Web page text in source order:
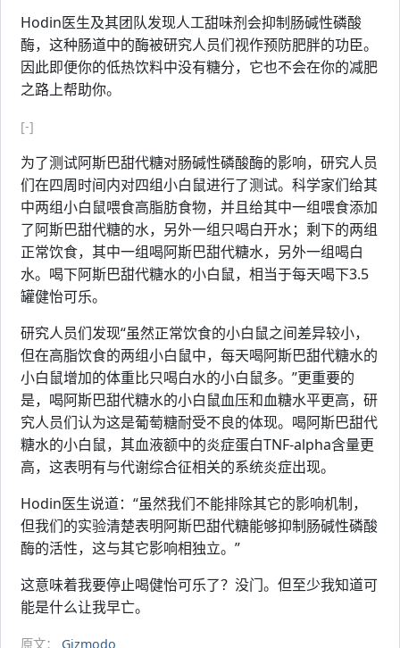
Hodin医生及其团队发现人工甜味剂会抑制肠碱性磷酸
酶，这种肠道中的酶被研究人员们视作预防肥胖的功臣。
因此即便你的低热饮料中没有糖分，它也不会在你的减肥
之路上帮助你。
[-]
为了测试阿斯巴甜代糖对肠碱性磷酸酶的影响，研究人员
们在四周时间内对四组小白鼠进行了测试。科学家们给其
中两组小白鼠喂食高脂肪食物，并且给其中一组喂食添加
了阿斯巴甜代糖的水，另外一组只喝白开水；剩下的两组
正常饮食，其中一组喝阿斯巴甜代糖水，另外一组喝白
水。喝下阿斯巴甜代糖水的小白鼠，相当于每天喝下3.5
罐健怡可乐。
研究人员们发现“虽然正常饮食的小白鼠之间差异较小，
但在高脂饮食的两组小白鼠中，每天喝阿斯巴甜代糖水的
小白鼠增加的体重比只喝白水的小白鼠多。”更重要的
是，喝阿斯巴甜代糖水的小白鼠血压和血糖水平更高，研
究人员们认为这是葡萄糖耐受不良的体现。喝阿斯巴甜代
糖水的小白鼠，其血液额中的炎症蛋白TNF-alpha含量更
高，这表明有与代谢综合征相关的系统炎症出现。
Hodin医生说道：“虽然我们不能排除其它的影响机制，
但我们的实验清楚表明阿斯巴甜代糖能够抑制肠碱性磷酸
酶的活性，这与其它影响相独立。”
这意味着我要停止喝健怡可乐了？没门。但至少我知道可
能是什么让我早亡。
原文： Gizmodo